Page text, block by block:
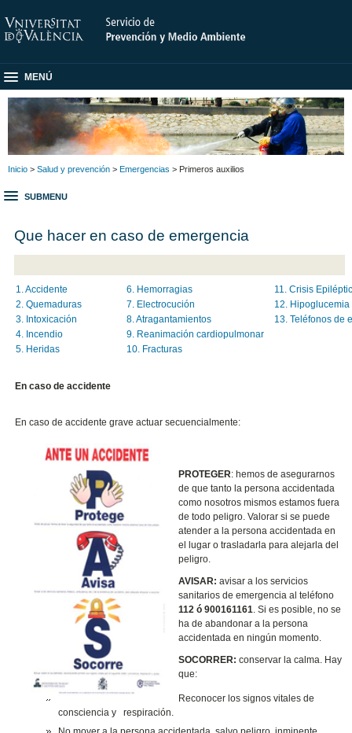
MENÚ
Inicio > Salud y prevención > Emergencias > Primeros auxilios
SUBMENU
Que hacer en caso de emergencia
1. Accidente 6. Hemorragias
11. Crisis
2. Quemaduras
7. Electrocución
12. Hipoglucemia
3. Intoxicación
8. Atragantamientos
13. Teléfonos de
4. Incendio
9. Reanimación cardiopulmonar
5. Heridas
10. Fracturas
En caso de accidente
En caso de accidente grave actuar secuencialmente:
PROTEGER: hemos de asegurarnos
de que tanto la persona accidentada
como nosotros mismos estamos fuera
de todo peligro. Valorar si se puede
atender a la persona accidentada en
el lugar o trasladarla para alejarla del
peligro.
AVISAR: avisar a los servicios
sanitarios de emergencia al teléfono
112 ó 900161161. Si es posible, no se
ha de abandonar a la persona
accidentada en ningún momento.
SOCORRER: conservar la calma. Hay
que:
Reconocer los signos vitales de
consciencia y respiración.